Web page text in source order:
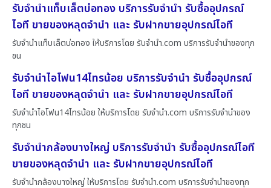
รับจำนำแท็บเล็ตบ่อทอง บริการรับจำนำ รับซื้ออุปกรณ์
ไอที ขายของหลุดจำนำ และ รับฝากขายอุปกรณ์ไอที
รับจำนำแท็บเล็ตบ่อทอง ให้บริการโดย รับจํานํา.com บริการรับจำนำของทุก
ชน
รับจำนำไอโฟน14ไทรน้อย บริการรับจำนำ รับซื้ออุปกรณ์
ไอที ขายของหลุดจำนำ และ รับฝากขายอุปกรณ์ไอที
รับจำนำไอโฟน14ไทรน้อย ให้บริการโดย รับจํานํา.com บริการรับจำนำของ
ทุกชน
รับจำนำกล้องบางใหญ่ บริการรับจำนำ รับซื้ออุปกรณ์ไอที
ขายของหลุดจำนำ และ รับฝากขายอุปกรณ์ไอที
รับจำนำกล้องบางใหญ่ ให้บริการโดย รับจํานํา.com บริการรับจำนำของทุก